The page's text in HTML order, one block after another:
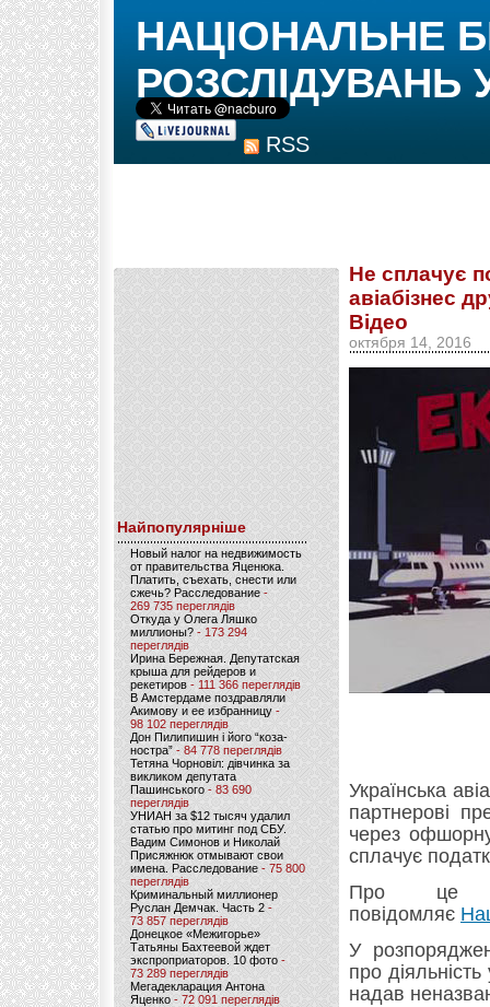
RSS
НАЦІОНАЛЬНЕ
РОЗСЛІДУВАНЬ
Найпопулярніше
Новый налог на недвижимость
от правительства Яценюка.
Платить, съехать, снести или
сжечь? Расследование-
269 735 переглядів
Откуда у Олега Ляшко
миллионы? - 173 294
переглядів
Ирина Бережная. Депутатская
крыша для рейдеров и
рекетиров - 111 366 переглядів
В Амстердаме поздравляли
Акимову и ее избранницу -
98 102 переглядів
Дон Пилипишин і його “коза-
ностра” - 84 778 переглядів
Тетяна Чорновіл: дівчинка за
викликом депутата
Пашинського- 83 690
переглядів
УНИАН за $12 тысяч удалил
статью про митинг под СБУ.
Вадим Симонов и Николай
Присяжнюк отмывают свои
имена. Расследование - 75 800
переглядів
Криминальный миллионер
Руслан Демчак. Часть 2-
73 857 переглядів
Донецкое «Межигорье»
Татьяны Бахтеевой ждет
экспроприаторов. 10 фото -
73 289 переглядів
Мегадекларация Антона
Яценко - 72 091 переглядів
Не сплачує
авіабізнес
Відео
октября 14, 2016
Українська
партнерові
через
сплачує
Про це
повідомляє
У
про
надав